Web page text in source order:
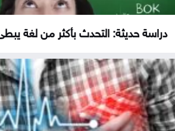
دراسة حديثة: التحدث بأكثر من لغة